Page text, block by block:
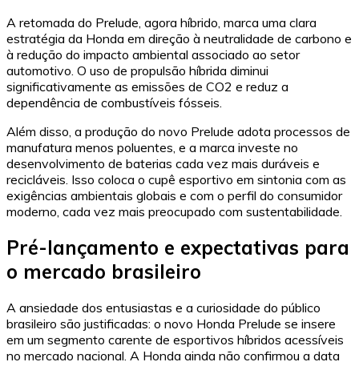
A retomada do Prelude, agora híbrido, marca uma clara
estratégia da Honda em direção à neutralidade de carbono e
à redução do impacto ambiental associado ao setor
automotivo. O uso de propulsão híbrida diminui
significativamente as emissões de CO2 e reduz a
dependência de combustíveis fósseis.
Além disso, a produção do novo Prelude adota processos de
manufatura menos poluentes, e a marca investe no
desenvolvimento de baterias cada vez mais duráveis e
recicláveis. Isso coloca o cupê esportivo em sintonia com as
exigências ambientais globais e com o perfil do consumidor
moderno, cada vez mais preocupado com sustentabilidade.
Pré-lançamento e expectativas para
o mercado brasileiro
A ansiedade dos entusiastas e a curiosidade do público
brasileiro são justificadas: o novo Honda Prelude se insere
em um segmento carente de esportivos híbridos acessíveis
no mercado nacional. A Honda ainda não confirmou a data